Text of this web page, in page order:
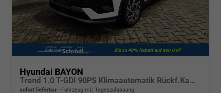
Hyundai BAYON
Trend 1.0 T-GDI 90PS Klimaautomatik Rückf.Kamera Parksensoren Sitzheizung Lenkradheizung Bluetooth Touchscreen Tempomat Apple CarPlay + Android Auto 16"LM
sofort lieferbar Fahrzeug mit Tageszulassung